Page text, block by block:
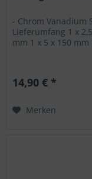
- Chrom Vanadium
Lieferumfang 1 x
mm 1 x 5 x 150
14,90 € *
Merken